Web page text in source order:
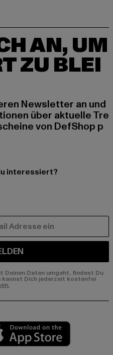
AN, UM
ZU BLEI
Newsletter an und
über aktuelle Tre
von DefShop p
interessiert?
Deinen Daten umgeht, findest Du
kannst Dich jederzeit kostenfei